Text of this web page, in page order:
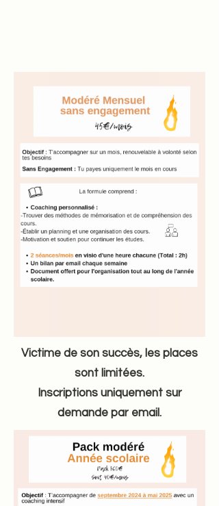
Victime de son succès, les places
sont limitées.
Inscriptions uniquement sur
demande par email.